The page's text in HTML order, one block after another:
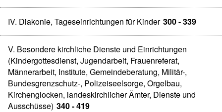
IV. Diakonie, Tageseinrichtungen für Kinder 300 - 339
V. Besondere kirchliche Dienste und Einrichtungen
(Kindergottesdienst, Jugendarbeit, Frauenreferat,
Männerarbeit, Institute, Gemeindeberatung, Militär-,
Bundesgrenzschutz-, Polizeiseelsorge, Orgelbau,
Kirchenglocken, landeskirchlicher Ämter, Dienste und
Ausschüsse) 340 - 419